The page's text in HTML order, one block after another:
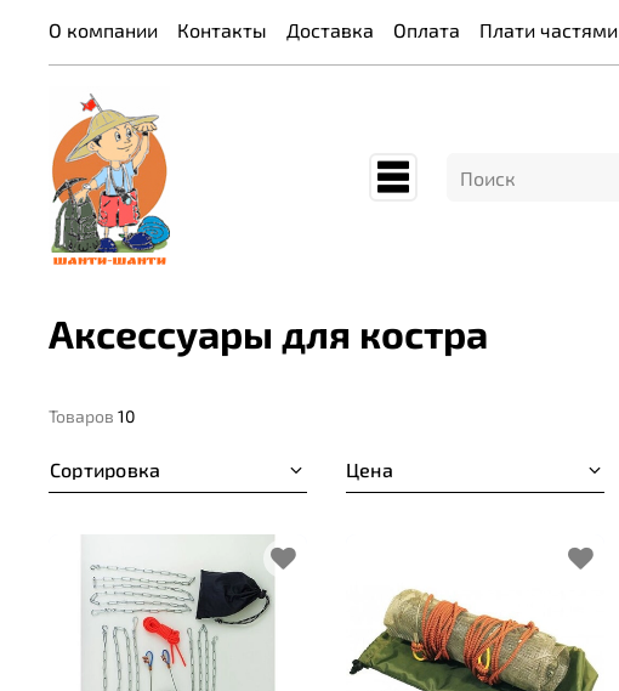
О компании Контакты Доставка Оплата Плати частями
Аксессуары для костра
Товаров 10
Сортировка Цена